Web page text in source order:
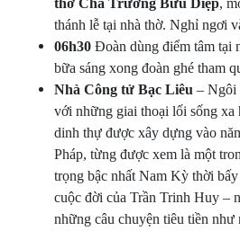
thánh lễ tại nhà thờ. Nghỉ ngơi
06h30 Đoàn dùng điểm tâm tại
bữa sáng xong đoàn ghé tham
Nhà Công tử Bạc Liêu – Ngôi
với những giai thoại lối sống xa
dinh thự được xây dựng vào
Pháp, từng được xem là một
trọng bậc nhất Nam Kỳ thời
cuộc đời của Trần Trinh Huy –
những câu chuyện tiêu tiền